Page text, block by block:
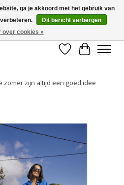
BE - €75 voor NL - After pay mogelijk!
Verlanglijst
zomer zijn altijd een goed idee
slideshow Items
ga je akkoord met het gebruik van
Dit bericht verbergen
over cookies »